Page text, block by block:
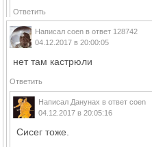
Ответить
Написал coen в ответ 128742
04.12.2017 в 20:00:05
нет там кастрюли
Ответить
Написал Данунах в ответ coen
04.12.2017 в 20:05:16
Сисег тоже.